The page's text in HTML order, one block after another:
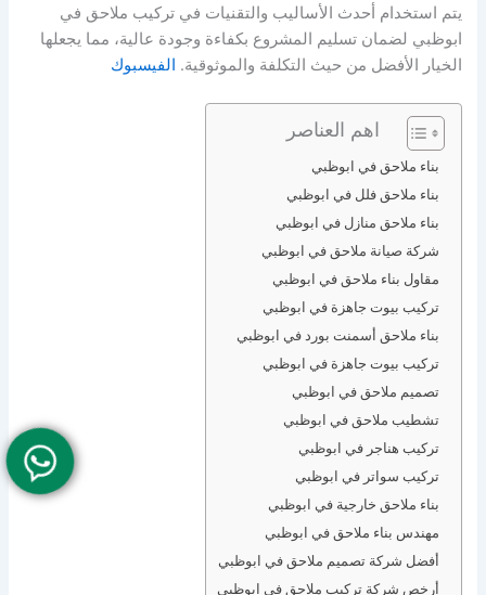
يتم استخدام أحدث الأساليب والتقنيات في تركيب ملاحق في
ابوظبي لضمان تسليم المشروع بكفاءة وجودة عالية، مما يجعلها
الخيار الأفضل من حيث التكلفة والموثوقية. الفيسبوك
اهم العناصر
بناء ملاحق في ابوظبي
بناء ملاحق فلل في ابوظبي
بناء ملاحق منازل في ابوظبي
شركة صيانة ملاحق في ابوظبي
مقاول بناء ملاحق في ابوظبي
تركيب بيوت جاهزة في ابوظبي
بناء ملاحق أسمنت بورد في ابوظبي
تركيب بيوت جاهزة في ابوظبي
تصميم ملاحق في ابوظبي
تشطيب ملاحق في ابوظبي
تركيب هناجر في ابوظبي
تركيب سواتر في ابوظبي
بناء ملاحق خارجية في ابوظبي
مهندس بناء ملاحق في ابوظبي
أفضل شركة تصميم ملاحق في ابوظبي
أرخص شركة تركيب ملاحق في ابوظبي